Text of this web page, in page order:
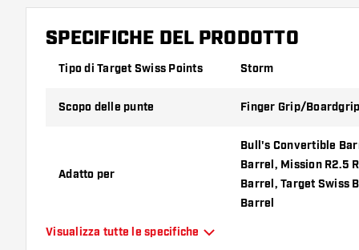
SPECIFICHE DEL PRODOTTO
Tipo di Target Swiss Points Storm
Scopo delle punte Finger Grip/Boardgrip
Adatto per
Bull's Convertible
Barrel, Mission R2.5
Barrel, Target Swiss
Barrel
Forma delle punte
Visualizza tutte le specifiche